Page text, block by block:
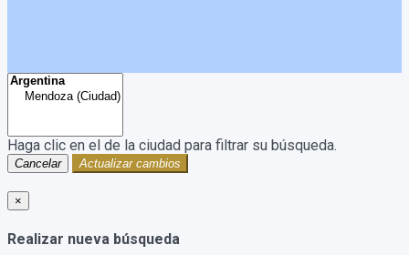
Haga clic en el de la ciudad para filtrar su búsqueda.
Cancelar Actualizar cambios
×
Realizar nueva búsqueda